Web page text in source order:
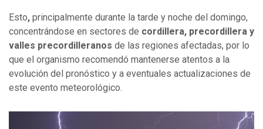
Esto, principalmente durante la tarde y noche del domingo,
concentrándose en sectores de cordillera, precordillera y
valles precordilleranos de las regiones afectadas, por lo
que el organismo recomendó mantenerse atentos a la
evolución del pronóstico y a eventuales actualizaciones de
este evento meteorológico.